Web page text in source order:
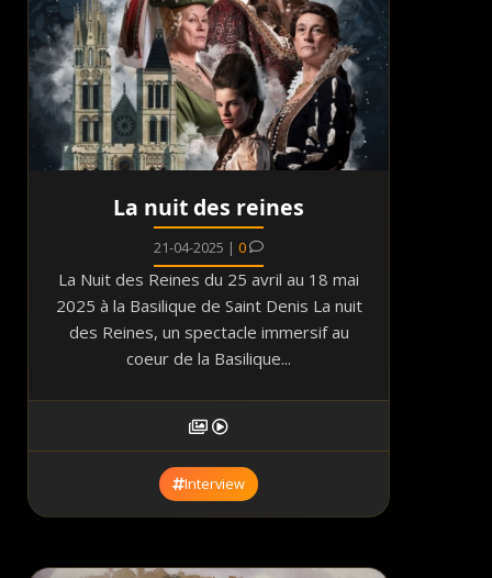
La nuit des reines
21-04-2025 | 0
La Nuit des Reines du 25 avril au 18 mai
2025 à la Basilique de Saint Denis La nuit
des Reines, un spectacle immersif au
coeur de la Basilique...
Interview